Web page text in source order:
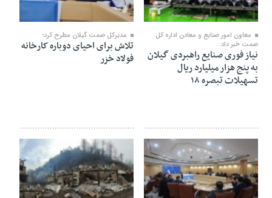
۳۰ بهمن ۱۴۰۳
معاون امور صنایع و معادن اداره کل
صمت خبر داد:
نیاز فوری صنایع راهبردی گیلان
به پنج هزار میلیارد ریال
تسهیلات تبصره ۱۸
۳۰ بهمن ۱۴۰۳
مدیرکل صمت گیلان مطرح کرد؛
تلاش برای احیای دوباره کارخانه
فولاد خزر